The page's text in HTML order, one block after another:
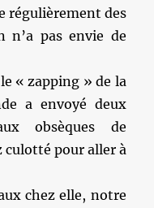
régulièrement des
n’a pas envie de
« zapping » de la
a envoyé deux
obsèques de
culotté pour aller à
chez elle, notre